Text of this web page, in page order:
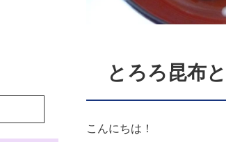
とろろ昆布
こんにちは！